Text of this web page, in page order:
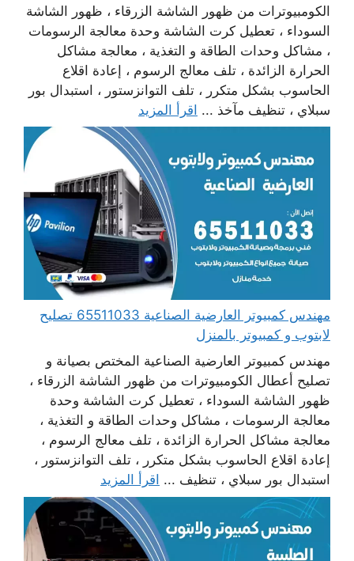
الكومبيوترات من ظهور الشاشة الزرقاء ، ظهور الشاشة
السوداء ، تعطيل كرت الشاشة وحدة معالجة الرسومات
، مشاكل وحدات الطاقة و التغذية ، معالجة مشاكل
الحرارة الزائدة ، تلف معالج الرسوم ، إعادة اقلاع
الحاسوب بشكل متكرر ، تلف التوانزستور ، استبدال بور
سبلاي ، تنظيف مآخذ ... اقرأ المزيد
مهندس كمبيوتر العارضية الصناعية 65511033 تصليح
لابتوب و كمبيوتر بالمنزل
مهندس كمبيوتر العارضية الصناعية المختص بصيانة و
تصليح أعطال الكومبيوترات من ظهور الشاشة الزرقاء ،
ظهور الشاشة السوداء ، تعطيل كرت الشاشة وحدة
معالجة الرسومات ، مشاكل وحدات الطاقة و التغذية ،
معالجة مشاكل الحرارة الزائدة ، تلف معالج الرسوم ،
إعادة اقلاع الحاسوب بشكل متكرر ، تلف التوانزستور ،
استبدال بور سبلاي ، تنظيف ... اقرأ المزيد